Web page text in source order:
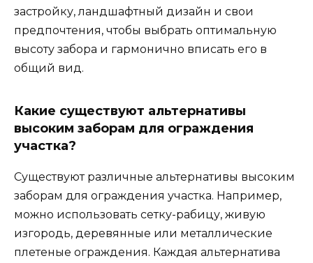
застройку, ландшафтный дизайн и свои
предпочтения, чтобы выбрать оптимальную
высоту забора и гармонично вписать его в
общий вид.
Какие существуют альтернативы
высоким заборам для ограждения
участка?
Существуют различные альтернативы высоким
заборам для ограждения участка. Например,
можно использовать сетку-рабицу, живую
изгородь, деревянные или металлические
плетеные ограждения. Каждая альтернатива